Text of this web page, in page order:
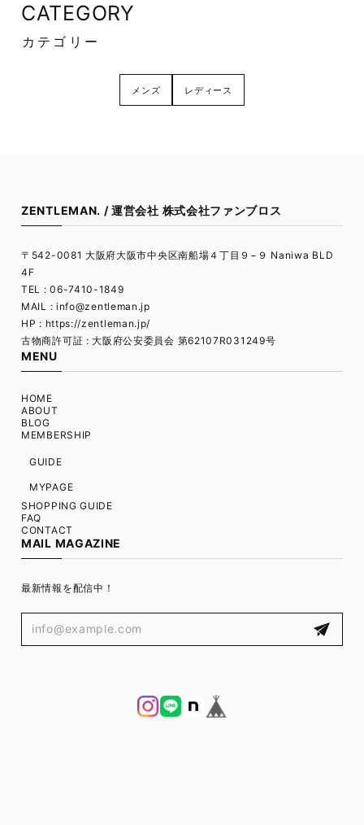
CATEGORY
カテゴリー
メンズ レディース
ZENTLEMAN. / 運営会社 株式会社ファンブロス
〒542-0081 大阪府大阪市中央区南船場４丁目９−９ Naniwa BLD
4F
TEL : 06-7410-1849
MAIL : info@zentleman.jp
HP : https://zentleman.jp/
古物商許可証 : 大阪府公安委員会 第62107R031249号
MENU
HOME
ABOUT
BLOG
MEMBERSHIP
GUIDE
MYPAGE
SHOPPING GUIDE
FAQ
CONTACT
MAIL MAGAZINE
最新情報を配信中！